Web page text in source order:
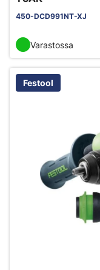
450-DCD991NT-XJ
Varastossa
Festool